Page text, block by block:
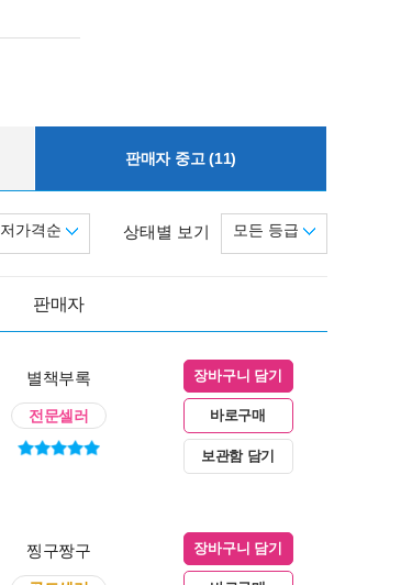
판매자 중고 (11)
상태별 보기 모든 등급
저가격순
판매자
별책부록
전문셀러
장바구니 담기
바로구매
보관함 담기
찡구짱구 장바구니 담기